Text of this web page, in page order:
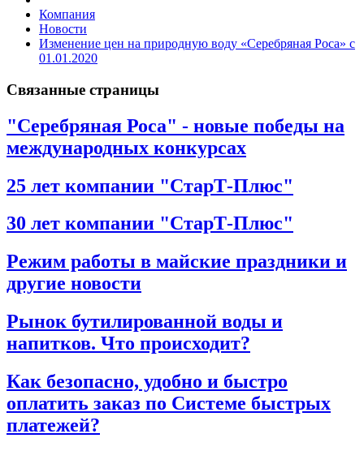
Компания
Новости
Изменение цен на природную воду «Серебряная Роса» с
01.01.2020
Связанные страницы
"Серебряная Роса" - новые победы на
международных конкурсах
25 лет компании "СтарТ-Плюс"
30 лет компании "СтарТ-Плюс"
Режим работы в майские праздники и
другие новости
Рынок бутилированной воды и
напитков. Что происходит?
Как безопасно, удобно и быстро
оплатить заказ по Системе быстрых
платежей?